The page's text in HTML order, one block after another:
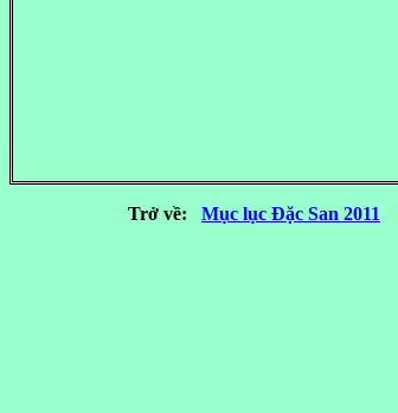
Trở về: Mục lục Đặc San 2011